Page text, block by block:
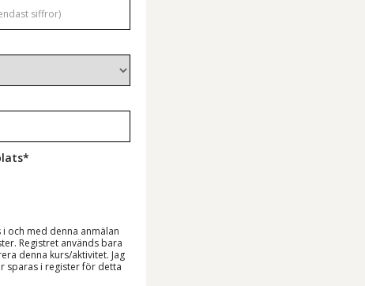
och med denna anmälan
Registret används bara
denna kurs/aktivitet. Jag
sparas i register för detta